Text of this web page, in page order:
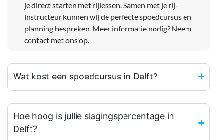
je direct starten met rijlessen. Samen met je rij-
instructeur kunnen wij de perfecte spoedcursus en
planning bespreken. Meer informatie nodig? Neem
contact met ons op.
Wat kost een spoedcursus in Delft?
Hoe hoog is jullie slagingspercentage in
Delft?